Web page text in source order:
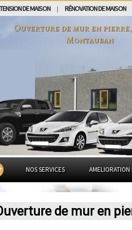
DE MAISON RÉNOVATION DE MAISON
Ouverture de mur en
Montauban
NOS SERVICES AMELIORATION
de mur en